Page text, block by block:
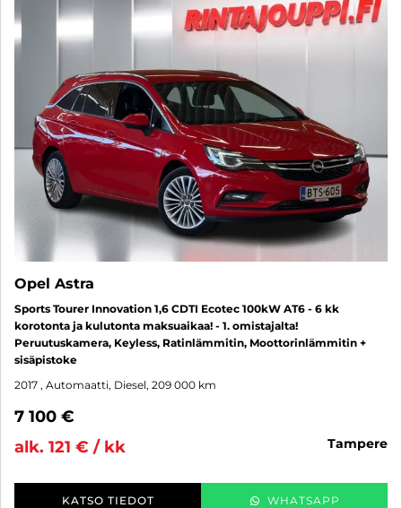
Opel Astra
Sports Tourer Innovation 1,6 CDTI Ecotec 100kW AT6 - 6 kk
korotonta ja kulutonta maksuaikaa! - 1. omistajalta!
Peruutuskamera, Keyless, Ratinlämmitin, Moottorinlämmitin +
sisäpistoke
2017 , Automaatti, Diesel, 209 000 km
7 100 €
alk. 121 € / kk
tampere
KATSO TIEDOT WHATSAPP